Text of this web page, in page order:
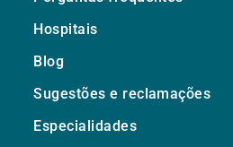
Hospitais
Blog
Sugestões e reclamações
Especialidades